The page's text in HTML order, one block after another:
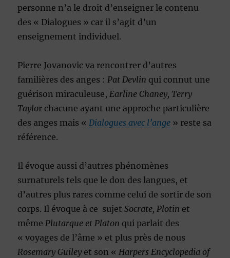
personne n’a le droit d’enseigner le contenu
des « Dialogues » car il s’agit d’un
enseignement individuel.
Pierre Jovanovic va rencontrer d’autres
familières des anges :Pat Devlin qui connut une
guérison miraculeuse,Earline Chaney, Terry
Taylor chacune ayant une approche particulière
des anges mais «Dialogues avec l’ange » reste sa
référence.
Il évoque aussi d’autres phénomènes
surnaturels tels que le don des langues, et
d’autres plus rares comme celui de sortir de son
corps. Il évoque à ce sujetSocrate, Plotin et
mêmePlutarque et Platon qui parlait des
« voyages de l’âme » et plus près de nous
Rosemary Guiley et son «Harpers Encyclopedia of